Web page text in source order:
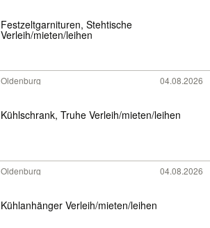
Festzeltgarnituren, Stehtische
Verleih/mieten/leihen
Oldenburg 04.08.2026
Kühlschrank, Truhe Verleih/mieten/leihen
Oldenburg 04.08.2026
Kühlanhänger Verleih/mieten/leihen